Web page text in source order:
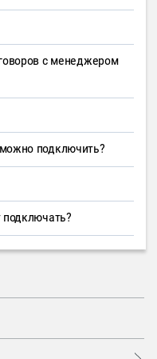
с менеджером
подключить?